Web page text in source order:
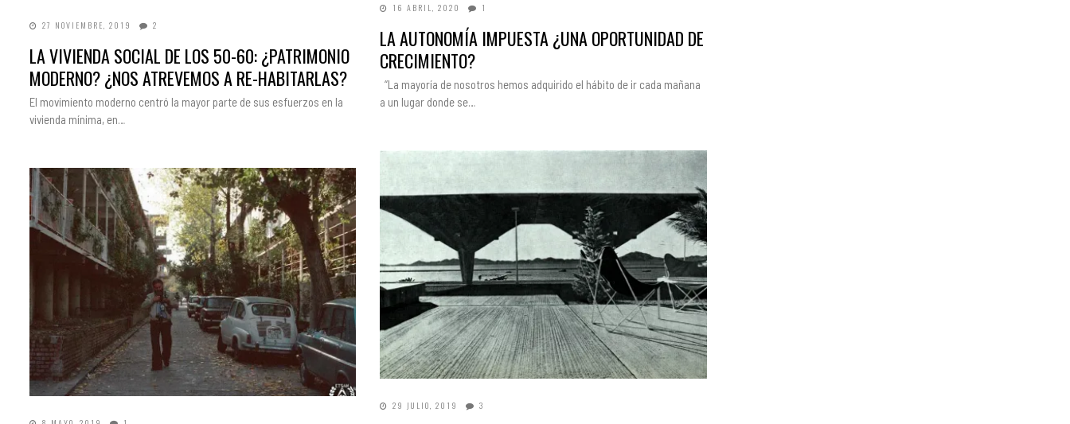
16 ABRIL, 2020 1
LA AUTONOMÍA IMPUESTA ¿UNA OPORTUNIDAD DE
CRECIMIENTO?
“La mayoría de nosotros hemos adquirido el hábito de ir cada mañana
a un lugar donde se…
27 NOVIEMBRE, 2019 2
LA VIVIENDA SOCIAL DE LOS 50-60: ¿PATRIMONIO
MODERNO? ¿NOS ATREVEMOS A RE-HABITARLAS?
El movimiento moderno centró la mayor parte de sus esfuerzos en la
vivienda mínima, en…
29 JULIO, 2019 3